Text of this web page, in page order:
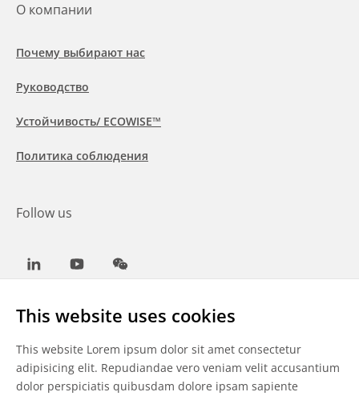
This website uses cookies
This website Lorem ipsum dolor sit amet consectetur
adipisicing elit. Repudiandae vero veniam velit accusantium
dolor perspiciatis quibusdam dolore ipsam sapiente
О компании
Почему выбирают нас
Руководство
Устойчивость/ ECOWISE™
Политика соблюдения
Follow us
LinkedInYoutubeWeChat
Общие условия
Отказ от ответственности